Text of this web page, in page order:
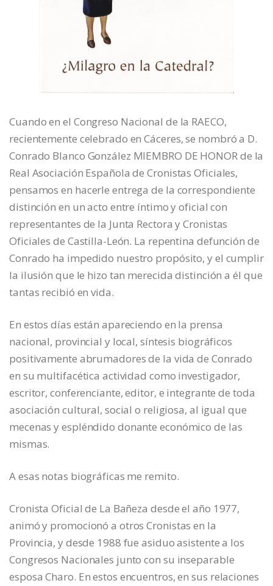
Cuando en el Congreso Nacional de la RAECO,
recientemente celebrado en Cáceres, se nombró a D.
Conrado Blanco González MIEMBRO DE HONOR de la
Real Asociación Española de Cronistas Oficiales,
pensamos en hacerle entrega de la correspondiente
distinción en un acto entre íntimo y oficial con
representantes de la Junta Rectora y Cronistas
Oficiales de Castilla-León. La repentina defunción de
Conrado ha impedido nuestro propósito, y el cumplir
la ilusión que le hizo tan merecida distinción a él que
tantas recibió en vida.
En estos días están apareciendo en la prensa
nacional, provincial y local, síntesis biográficos
positivamente abrumadores de la vida de Conrado
en su multifacética actividad como investigador,
escritor, conferenciante, editor, e integrante de toda
asociación cultural, social o religiosa, al igual que
mecenas y espléndido donante económico de las
mismas.
A esas notas biográficas me remito.
Cronista Oficial de La Bañeza desde el año 1977,
animó y promocionó a otros Cronistas en la
Provincia, y desde 1988 fue asiduo asistente a los
Congresos Nacionales junto con su inseparable
esposa Charo. En estos encuentros, en sus relaciones